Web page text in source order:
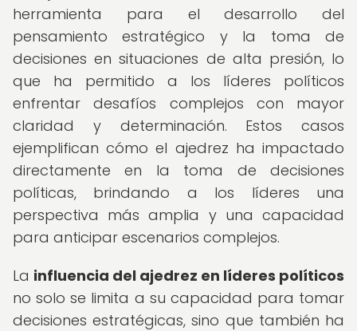
herramienta para el desarrollo del
pensamiento estratégico y la toma de
decisiones en situaciones de alta presión, lo
que ha permitido a los líderes políticos
enfrentar desafíos complejos con mayor
claridad y determinación. Estos casos
ejemplifican cómo el ajedrez ha impactado
directamente en la toma de decisiones
políticas, brindando a los líderes una
perspectiva más amplia y una capacidad
para anticipar escenarios complejos.
La influencia del ajedrez en líderes políticos
no solo se limita a su capacidad para tomar
decisiones estratégicas, sino que también ha